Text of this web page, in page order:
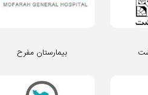
بیمارستان مفرح